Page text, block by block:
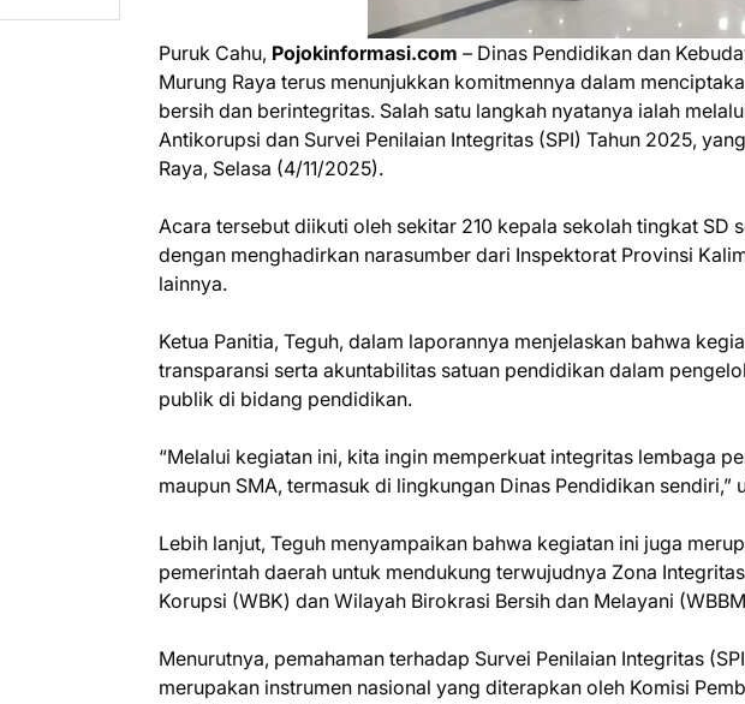
Puruk Cahu, Pojokinformasi.com – Dinas Pendidikan dan
Murung Raya terus menunjukkan komitmennya dalam
bersih dan berintegritas. Salah satu langkah nyatanya ialah
Antikorupsi dan Survei Penilaian Integritas (SPI) Tahun 2025,
Raya, Selasa (4/11/2025).
Acara tersebut diikuti oleh sekitar 210 kepala sekolah tingkat SD
dengan menghadirkan narasumber dari Inspektorat Provinsi
lainnya.
Ketua Panitia, Teguh, dalam laporannya menjelaskan bahwa
transparansi serta akuntabilitas satuan pendidikan dalam
publik di bidang pendidikan.
“Melalui kegiatan ini, kita ingin memperkuat integritas lembaga
maupun SMA, termasuk di lingkungan Dinas Pendidikan sendiri,”
Lebih lanjut, Teguh menyampaikan bahwa kegiatan ini juga
pemerintah daerah untuk mendukung terwujudnya Zona
Korupsi (WBK) dan Wilayah Birokrasi Bersih dan Melayani
Menurutnya, pemahaman terhadap Survei Penilaian Integritas
merupakan instrumen nasional yang diterapkan oleh Komisi